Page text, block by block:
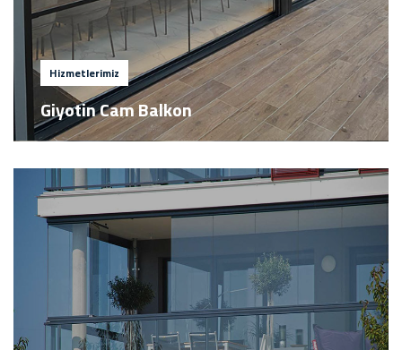
Hizmetlerimiz
Giyotin Cam Balkon